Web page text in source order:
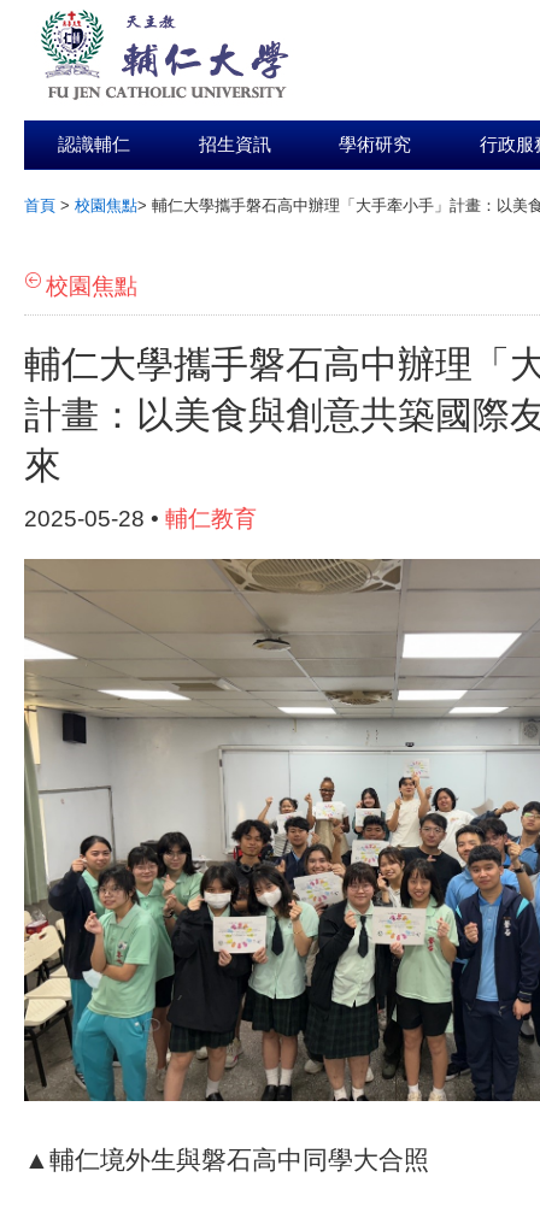
認識輔仁 招生資訊 學術研究 行政服
首頁 > 校園焦點> 輔仁大學攜手磐石高中辦理「大手牽小手」計畫：以美
校園焦點
輔仁大學攜手磐石高中辦理「
計畫：以美食與創意共築國際
來
2025-05-28 • 輔仁教育
▲輔仁境外生與磐石高中同學大合照